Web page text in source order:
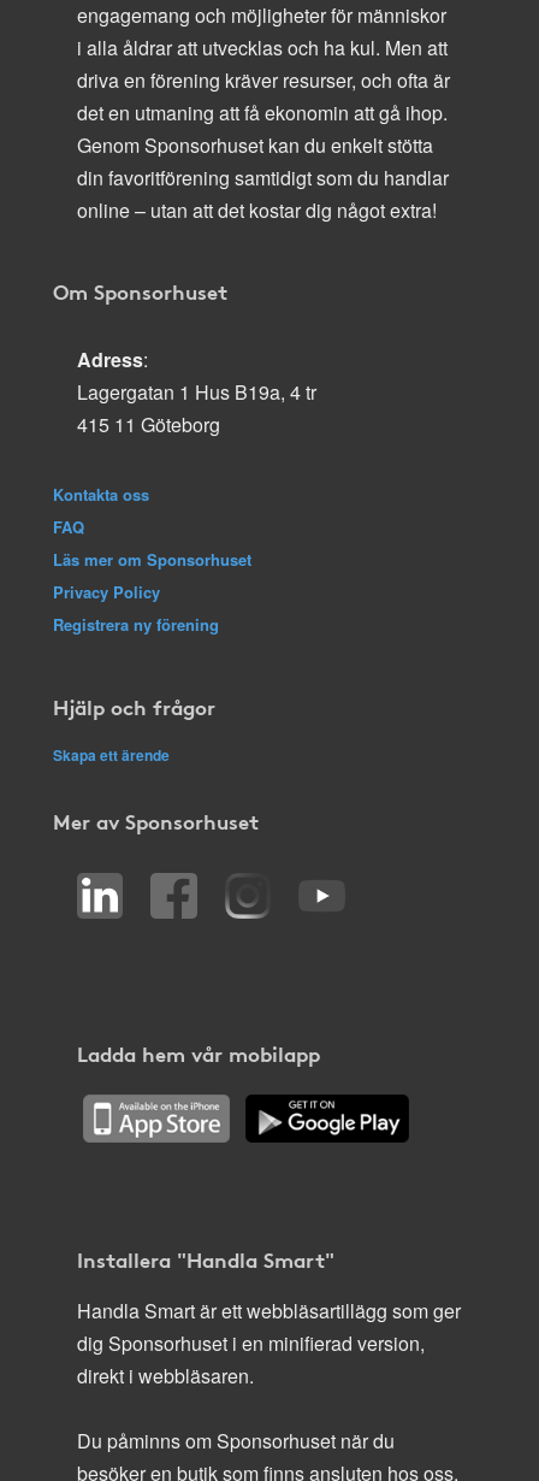
engagemang och möjligheter för människor
i alla åldrar att utvecklas och ha kul. Men att
driva en förening kräver resurser, och ofta är
det en utmaning att få ekonomin att gå ihop.
Genom Sponsorhuset kan du enkelt stötta
din favoritförening samtidigt som du handlar
online – utan att det kostar dig något extra!
Om Sponsorhuset
Adress:
Lagergatan 1 Hus B19a, 4 tr
415 11 Göteborg
Kontakta oss
FAQ
Läs mer om Sponsorhuset
Privacy Policy
Registrera ny förening
Hjälp och frågor
Skapa ett ärende
Mer av Sponsorhuset
Ladda hem vår mobilapp
Installera "Handla Smart"
Handla Smart är ett webbläsartillägg som ger
dig Sponsorhuset i en minifierad version,
direkt i webbläsaren.
Du påminns om Sponsorhuset när du
besöker en butik som finns ansluten hos oss.